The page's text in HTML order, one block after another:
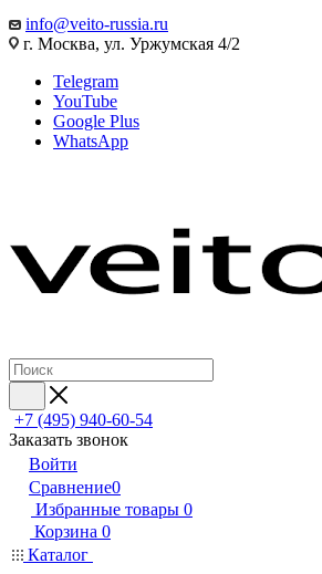
info@veito-russia.ru
г. Москва, ул. Уржумская 4/2
Telegram
YouTube
Google Plus
WhatsApp
+7 (495) 940-60-54
Заказать звонок
Войти
Сравнение0
Избранные товары 0
Корзина 0
Каталог